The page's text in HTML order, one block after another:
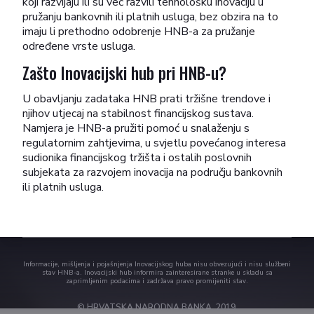
pružanju bankovnih ili platnih usluga, bez obzira na to
imaju li prethodno odobrenje HNB-a za pružanje
određene vrste usluga.
Zašto Inovacijski hub pri HNB-u?
U obavljanju zadataka HNB prati tržišne trendove i
njihov utjecaj na stabilnost financijskog sustava.
Namjera je HNB-a pružiti pomoć u snalaženju s
regulatornim zahtjevima, u svjetlu povećanog interesa
sudionika financijskog tržišta i ostalih poslovnih
subjekata za razvojem inovacija na području bankovnih
ili platnih usluga.
Informacije, mišljenja i pojašnjenja Inovacijskog huba nisu obvezujući i nisu službeni
stav HNB-a. Inovacijski hub informira zainteresirane stranke u skladu sa
zaprimljenim podacima i zadržava pravo promijeniti stav.
© HRVATSKA NARODNA BANKA, 2019.